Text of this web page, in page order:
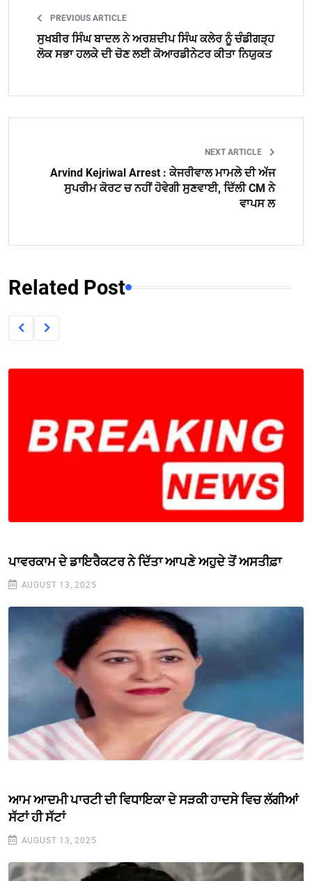
PREVIOUS ARTICLE
ਸੁਖਬੀਰ ਸਿੰਘ ਬਾਦਲ ਨੇ ਅਰਸ਼ਦੀਪ ਸਿੰਘ ਕਲੇਰ ਨੂੰ ਚੰਡੀਗੜ੍ਹ
ਲੋਕ ਸਭਾ ਹਲਕੇ ਦੀ ਚੋਣ ਲਈ ਕੋਆਰਡੀਨੇਟਰ ਕੀਤਾ ਨਿਯੁਕਤ
NEXT ARTICLE
Arvind Kejriwal Arrest : ਕੇਜਰੀਵਾਲ ਮਾਮਲੇ ਦੀ ਅੱਜ
ਸੁਪਰੀਮ ਕੋਰਟ ਚ ਨਹੀਂ ਹੋਵੇਗੀ ਸੁਣਵਾਈ, ਦਿੱਲੀ CM ਨੇ
ਵਾਪਸ ਲ
Related Post
ਪਾਵਰਕਾਮ ਦੇ ਡਾਇਰੈਕਟਰ ਨੇ ਦਿੱਤਾ ਆਪਣੇ ਅਹੁਦੇ ਤੋਂ ਅਸਤੀਫ਼ਾ
AUGUST 13, 2025
ਆਮ ਆਦਮੀ ਪਾਰਟੀ ਦੀ ਵਿਧਾਇਕਾ ਦੇ ਸੜਕੀ ਹਾਦਸੇ ਵਿਚ ਲੱਗੀਆਂ
ਸੱਟਾਂ ਹੀ ਸੱਟਾਂ
AUGUST 13, 2025